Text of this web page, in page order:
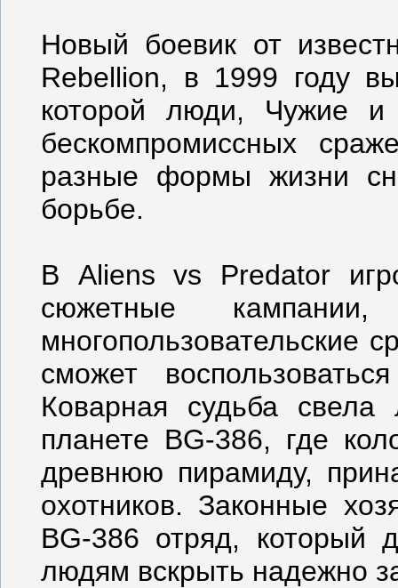
Новый боевик от
Rebellion, в 1999 году
которой люди, Чужие
бескомпромиссных
разные формы жизни
борьбе.
В Aliens vs Predator
сюжетные
многопользовательские
сможет
Коварная судьба
планете BG-386, где
древнюю пирамиду,
охотников. Законные
BG-386 отряд, который
людям вскрыть надежно